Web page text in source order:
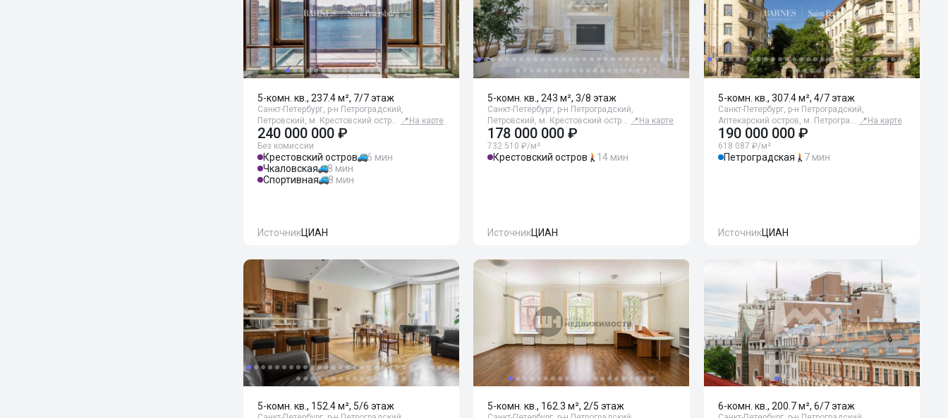
5-комн. кв., 237.4 м², 7/7 этаж
Санкт-Петербург, р-н Петроградский,
Петровский, м. Крестовский остр… 📍 На карте
240 000 000 ₽
Без комиссии
Крестовский остров
6 мин
Чкаловская
8 мин
Спортивная
8 мин
ИсточникЦИАН
5-комн. кв., 243 м², 3/8 этаж
Санкт-Петербург, р-н Петроградский,
Петровский, м. Крестовский остр… 📍 На карте
178 000 000 ₽
732 510 ₽/м²
Крестовский остров 14 мин
ИсточникЦИАН
5-комн. кв., 307.4 м², 4/7 этаж
Санкт-Петербург, р-н Петроградский,
Аптекарский остров, м. Петрогра… 📍 На карте
190 000 000 ₽
618 087 ₽/м²
Петроградская 7 мин
ИсточникЦИАН
5-комн. кв., 152.4 м², 5/6 этаж 5-комн. кв., 162.3 м², 2/5 этаж 6-комн. кв., 200.7 м², 6/7 этаж